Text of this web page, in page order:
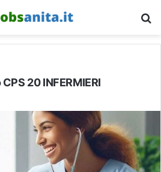
20 INFERMIERI